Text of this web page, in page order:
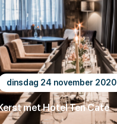
dinsdag 24 november 2020
met Hotel Ten Cate